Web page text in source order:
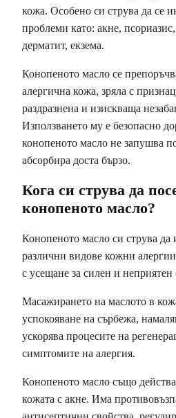
кожа. Особено си струва да се
проблеми като: акне,
дерматит, екзема.
Конопеното масло се
алергична кожа, зряла с
раздразнена и изискваща
Използването му е безопасно
конопеното масло не запушва
абсорбира доста бързо.
Кога си струва да
конопеното масло?
Конопеното масло си струва да
различни видове кожни
с усещане за силен и неприятен
Масажирането на маслото в
успокояване на сърбежа,
ускорява процесите на
симптомите на алергия.
Конопеното масло също
кожата с акне. Има